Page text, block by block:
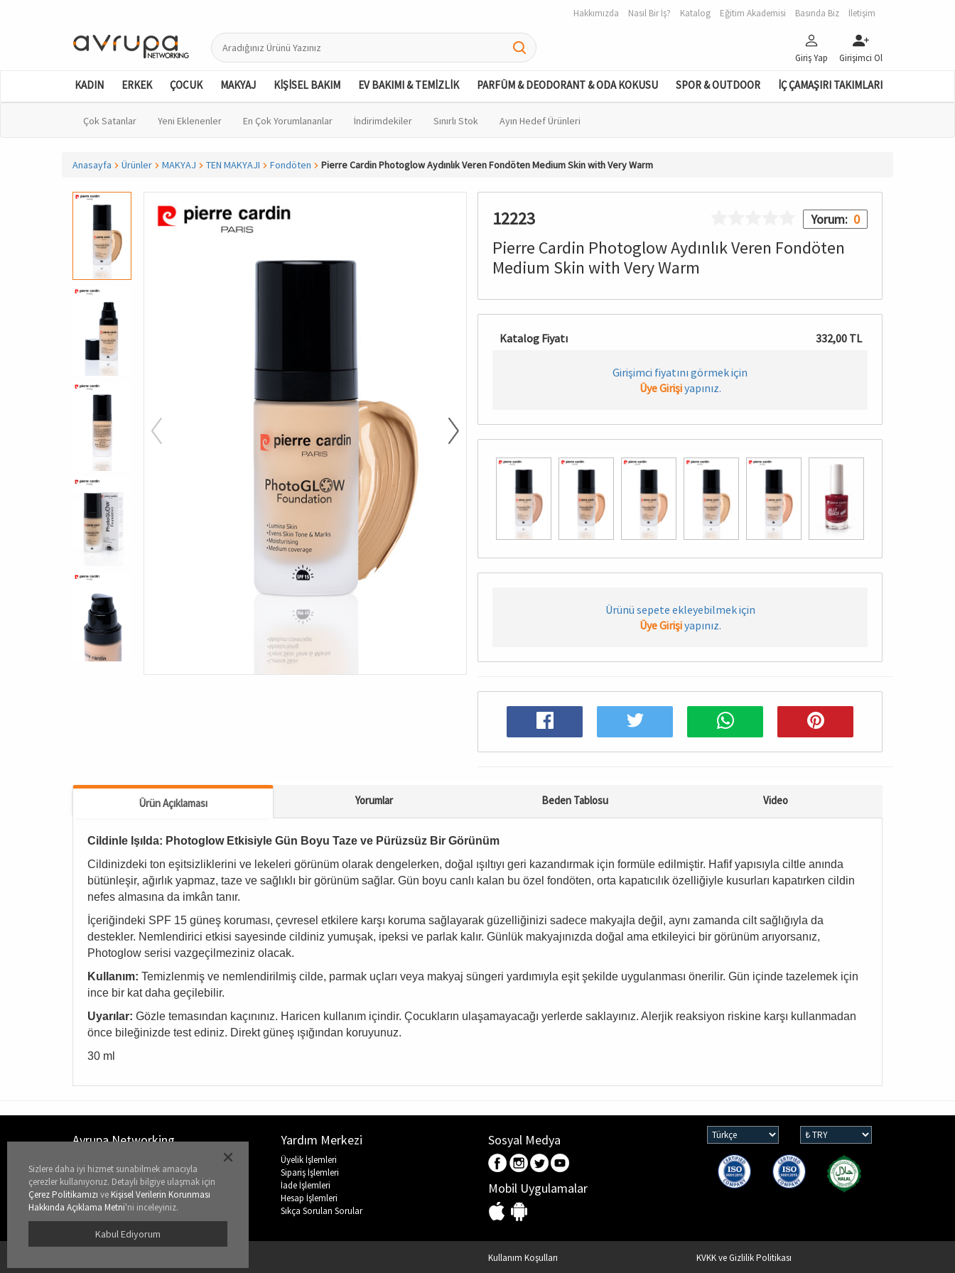
Hakkımızda Nasıl Bir İş? Katalog Eğitim Akademisi Basında Biz İletişim
Giriş Yap Girişimci Ol
KADIN ERKEK ÇOCUK MAKYAJ KİŞİSEL BAKIM EV BAKIMI & TEMİZLİK PARFÜM & DEODORANT & ODA KOKUSU SPOR & OUTDOOR İÇ ÇAMAŞIRI TAKIMLARI
Çok Satanlar Yeni Eklenenler En Çok Yorumlananlar İndirimdekiler Sınırlı Stok Ayın Hedef Ürünleri
Anasayfa Ürünler MAKYAJ TEN MAKYAJI Fondöten Pierre Cardin Photoglow Aydınlık Veren Fondöten Medium Skin with Very Warm
Sizlere daha iyi hizmet sunabilmek amacıyla
çerezler kullanıyoruz. Detaylı bilgiye ulaşmak için
Çerez Politikamızı ve Kişisel Verilerin Korunması
Hakkında Açıklama Metni'ni inceleyiniz.
Kabul Ediyorum
12223 Yorum: 0
Pierre Cardin Photoglow Aydınlık Veren Fondöten
Medium Skin with Very Warm
Katalog Fiyatı 332,00 TL
Girişimci fiyatını görmek için
Üye Girişiyapınız.
Ürünü sepete ekleyebilmek için
Üye Girişiyapınız.
Ürün Açıklaması Yorumlar Beden Tablosu Video
Cildinle Işılda: Photoglow Etkisiyle Gün Boyu Taze ve Pürüzsüz Bir Görünüm
Cildinizdeki ton eşitsizliklerini ve lekeleri görünüm olarak dengelerken, doğal ışıltıyı geri kazandırmak için formüle edilmiştir. Hafif yapısıyla ciltle anında
bütünleşir, ağırlık yapmaz, taze ve sağlıklı bir görünüm sağlar. Gün boyu canlı kalan bu özel fondöten, orta kapatıcılık özelliğiyle kusurları kapatırken cildin
nefes almasına da imkân tanır.
İçeriğindeki SPF 15 güneş koruması, çevresel etkilere karşı koruma sağlayarak güzelliğinizi sadece makyajla değil, aynı zamanda cilt sağlığıyla da
destekler. Nemlendirici etkisi sayesinde cildiniz yumuşak, ipeksi ve parlak kalır. Günlük makyajınızda doğal ama etkileyici bir görünüm arıyorsanız,
Photoglow serisi vazgeçilmeziniz olacak.
Kullanım: Temizlenmiş ve nemlendirilmiş cilde, parmak uçları veya makyaj süngeri yardımıyla eşit şekilde uygulanması önerilir. Gün içinde tazelemek için
ince bir kat daha geçilebilir.
Uyarılar: Gözle temasından kaçınınız. Haricen kullanım içindir. Çocukların ulaşamayacağı yerlerde saklayınız. Alerjik reaksiyon riskine karşı kullanmadan
önce bileğinizde test ediniz. Direkt güneş ışığından koruyunuz.
30 ml
Avrupa Networking
Nasıl Bir İş?
Katalog
Eğitim Akademisi
Basında Biz
İletişim
Yardım Merkezi
Üyelik İşlemleri
Sipariş İşlemleri
İade İşlemleri
Hesap İşlemleri
Sıkça Sorulan Sorular
Sosyal Medya
Mobil Uygulamalar
Kullanım Koşulları KVKK ve Gizlilik Politikası